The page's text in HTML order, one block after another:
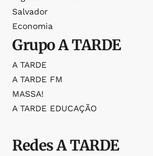
Salvador
Economia
GrupoA TARDE
A TARDE
A TARDE FM
MASSA!
A TARDE EDUCAÇÃO
RedesA TARDE